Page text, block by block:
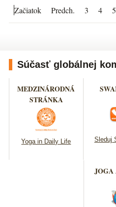
Začiatok Predch. 3 4 5
Súčasť globálnej
MEDZINÁRODNÁ
STRÁNKA
Yoga in Daily Life Sleduj
JOGA